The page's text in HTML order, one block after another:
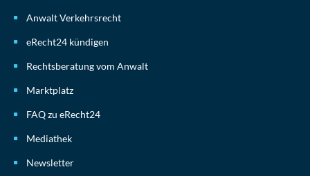
Anwalt Verkehrsrecht
eRecht24 kündigen
Rechtsberatung vom Anwalt
Marktplatz
FAQ zu eRecht24
Mediathek
Newsletter